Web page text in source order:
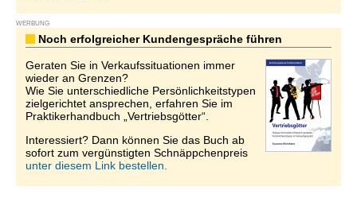
WERBUNG
Noch erfolgreicher Kundengespräche führen
Geraten Sie in Verkaufssituationen immer
wieder an Grenzen?
Wie Sie unterschiedliche Persönlichkeitstypen
zielgerichtet ansprechen, erfahren Sie im
Praktikerhandbuch „Vertriebsgötter“.
Interessiert? Dann können Sie das Buch ab
sofort zum vergünstigten Schnäppchenpreis
unter diesem Link bestellen.